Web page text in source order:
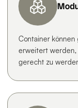
Container
erweitert
gerecht zu